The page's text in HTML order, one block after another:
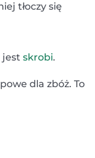
tłoczy się
jest skrobi.
dla zbóż. To